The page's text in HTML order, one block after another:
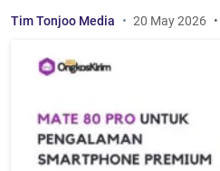
Tim Tonjoo Media 20 May 2026